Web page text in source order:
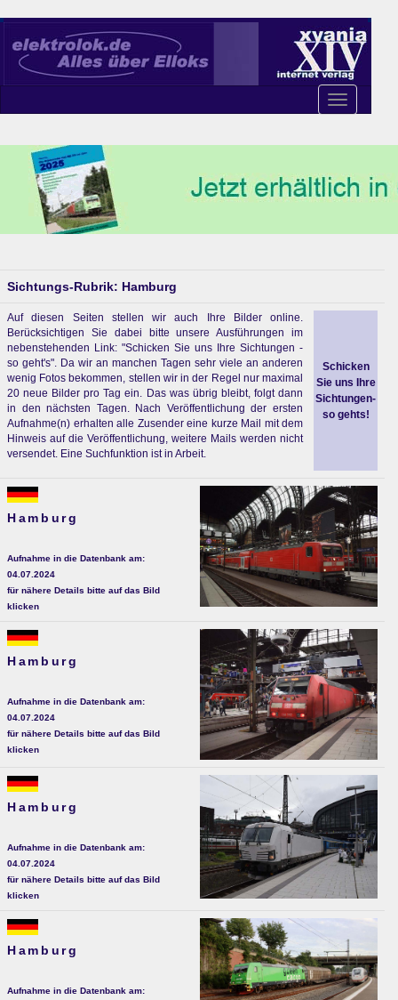
Toggle
navigation
Sichtungs-Rubrik: Hamburg
Auf diesen Seiten stellen wir auch Ihre Bilder online.
Berücksichtigen Sie dabei bitte unsere Ausführungen im
nebenstehenden Link: "Schicken Sie uns Ihre Sichtungen -
so geht's". Da wir an manchen Tagen sehr viele an anderen
wenig Fotos bekommen, stellen wir in der Regel nur maximal
20 neue Bilder pro Tag ein. Das was übrig bleibt, folgt dann
in den nächsten Tagen. Nach Veröffentlichung der ersten
Aufnahme(n) erhalten alle Zusender eine kurze Mail mit dem
Hinweis auf die Veröffentlichung, weitere Mails werden nicht
versendet. Eine Suchfunktion ist in Arbeit.
Schicken
Sie uns Ihre
Sichtungen-
so gehts!
Hamburg
Aufnahme in die Datenbank am:
04.07.2024
für nähere Details bitte auf das Bild
klicken
Hamburg
Aufnahme in die Datenbank am:
04.07.2024
für nähere Details bitte auf das Bild
klicken
Hamburg
Aufnahme in die Datenbank am:
04.07.2024
für nähere Details bitte auf das Bild
klicken
Hamburg
Aufnahme in die Datenbank am: